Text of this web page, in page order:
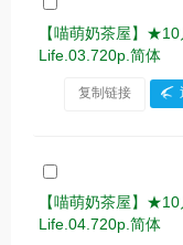
【喵萌奶茶屋】
Life.03.720p.简体
复制链接
【喵萌奶茶屋】
Life.04.720p.简体